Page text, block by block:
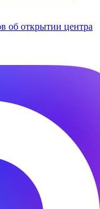
об открытии центра